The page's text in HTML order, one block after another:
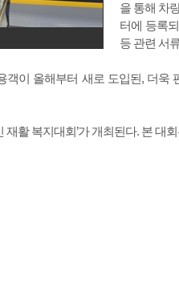
을 통해 차
터에 등록
등 관련 서
객이 올해부터 새로 도입된, 더욱
재활 복지대회’가 개최된다. 본 대